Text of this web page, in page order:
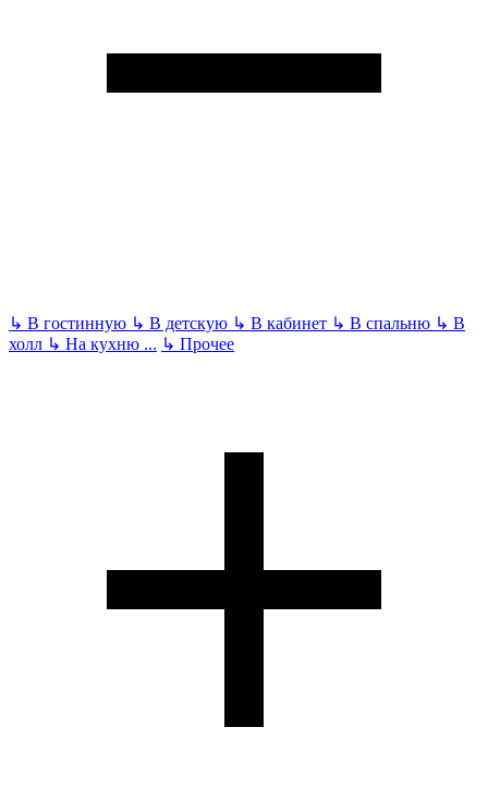
↳ В гостинную ↳ В детскую ↳ В кабинет ↳ В спальню ↳ В
холл ↳ На кухню ... ↳ Прочее